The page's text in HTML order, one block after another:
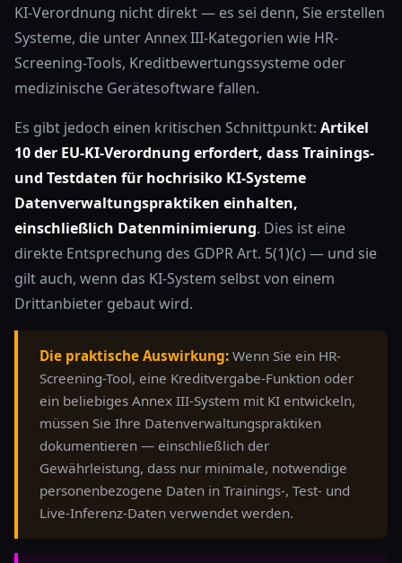
KI-Verordnung nicht direkt — es sei denn, Sie erstellen
Systeme, die unter Annex III-Kategorien wie HR-
Screening-Tools, Kreditbewertungssysteme oder
medizinische Gerätesoftware fallen.
Es gibt jedoch einen kritischen Schnittpunkt: Artikel
10 der EU-KI-Verordnung erfordert, dass Trainings-
und Testdaten für hochrisiko KI-Systeme
Datenverwaltungspraktiken einhalten,
einschließlich Datenminimierung. Dies ist eine
direkte Entsprechung des GDPR Art. 5(1)(c) — und sie
gilt auch, wenn das KI-System selbst von einem
Drittanbieter gebaut wird.
Die praktische Auswirkung: Wenn Sie ein HR-
Screening-Tool, eine Kreditvergabe-Funktion oder
ein beliebiges Annex III-System mit KI entwickeln,
müssen Sie Ihre Datenverwaltungspraktiken
dokumentieren — einschließlich der
Gewährleistung, dass nur minimale, notwendige
personenbezogene Daten in Trainings-, Test- und
Live-Inferenz-Daten verwendet werden.